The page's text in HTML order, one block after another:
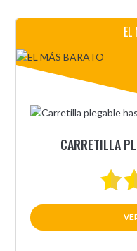
CARRETILLA